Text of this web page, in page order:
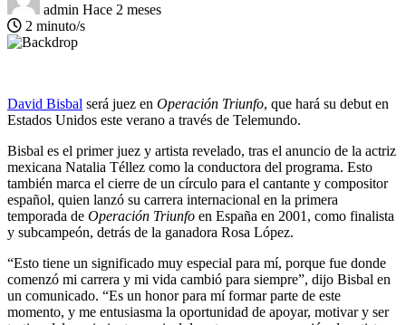
admin Hace 2 meses
2 minuto/s
David Bisbal será juez en Operación Triunfo, que hará su debut en
Estados Unidos este verano a través de Telemundo.
Bisbal es el primer juez y artista revelado, tras el anuncio de la actriz
mexicana Natalia Téllez como la conductora del programa. Esto
también marca el cierre de un círculo para el cantante y compositor
español, quien lanzó su carrera internacional en la primera
temporada de Operación Triunfo en España en 2001, como finalista
y subcampeón, detrás de la ganadora Rosa López.
“Esto tiene un significado muy especial para mí, porque fue donde
comenzó mi carrera y mi vida cambió para siempre”, dijo Bisbal en
un comunicado. “Es un honor para mí formar parte de este
momento, y me entusiasma la oportunidad de apoyar, motivar y ser